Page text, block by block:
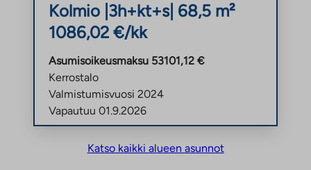
Kolmio | 3h+kt+s| 68,5 m²
1086,02 €/kk
Asumisoikeusmaksu 53101,12 €
Kerrostalo
Valmistumisvuosi 2024
Vapautuu 01.9.2026
Katso kaikki alueen asunnot